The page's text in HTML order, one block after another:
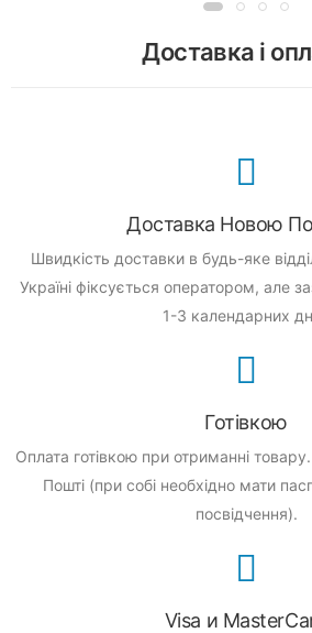
Доставка і
Доставка Новою
Швидкість доставки в будь-яке
Україні фіксується оператором, але
1-3 календарних
Готівкою
Оплата готівкою при отриманні товару.
Пошті (при собі необхідно мати
посвідчення).
Visa и